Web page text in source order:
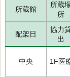
所蔵館
所蔵
所
配架日
協力
出
中央 1F医